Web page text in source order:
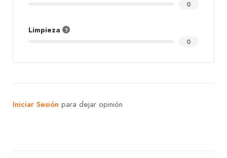
0
Limpieza
0
Iniciar Sesión para dejar opinión